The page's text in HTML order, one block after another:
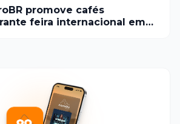
promove cafés
feira internacional em